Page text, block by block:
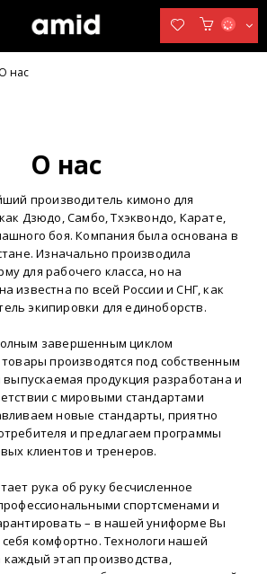
О нас
О нас
производитель кимоно для
Дзюдо, Самбо, Тхэквондо, Карате,
боя. Компания была основана в
Изначально производила
для рабочего класса, но на
известна по всей России и СНГ, как
экипировки для единоборств.
завершенным циклом
производятся под собственным
выпускаемая продукция разработана и
с мировыми стандартами
новые стандарты, приятно
и предлагаем программы
клиентов и тренеров.
рука об руку бесчисленное
спортсменами и
– в нашей униформе Вы
комфортно. Технологи нашей
этап производства,